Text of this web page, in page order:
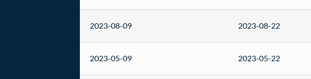
2023-08-09 2023-08-22
2023-05-09 2023-05-22